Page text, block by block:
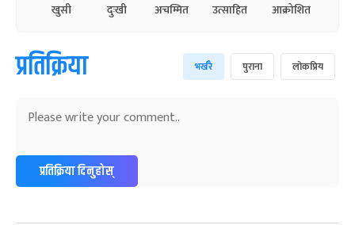
खुसी दुःखी अचम्मित उत्साहित आक्रोशित
प्रतिक्रिया भर्खरै पुराना लोकप्रिय
प्रतिक्रिया दिनुहोस्